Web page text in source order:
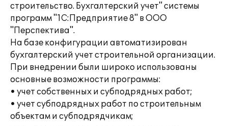
строительство. Бухгалтерский учет" системы
программ "1С:Предприятие 8" в ООО
"Перспектива".
На базе конфигурации автоматизирован
бухгалтерский учет строительной организации.
При внедрении были широко использованы
основные возможности программы:
• учет собственных и субподрядных работ;
• учет субподрядных работ по строительным
объектам и субподрядчикам;